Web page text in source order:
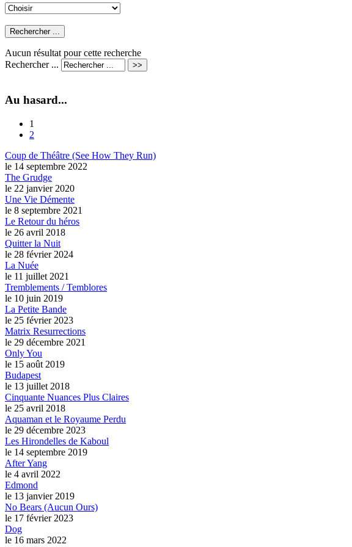
Aucun résultat pour cette recherche
Rechercher ...
Au hasard...
1
2
Coup de Théâtre (See How They Run)
le 14 septembre 2022
The Grudge
le 22 janvier 2020
Une Vie Démente
le 8 septembre 2021
Le Retour du héros
le 26 avril 2018
Quitter la Nuit
le 28 février 2024
La Nuée
le 11 juillet 2021
Tremblements / Temblores
le 10 juin 2019
La Petite Bande
le 25 février 2023
Matrix Resurrections
le 29 décembre 2021
Only You
le 15 août 2019
Budapest
le 13 juillet 2018
Cinquante Nuances Plus Claires
le 25 avril 2018
Aquaman et le Royaume Perdu
le 29 décembre 2023
Les Hirondelles de Kaboul
le 14 septembre 2019
After Yang
le 4 avril 2022
Edmond
le 13 janvier 2019
No Bears (Aucun Ours)
le 17 février 2023
Dog
le 16 mars 2022